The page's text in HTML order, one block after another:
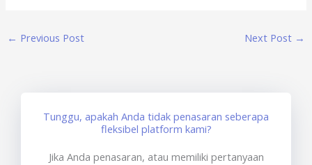
← Previous Post Next Post →
Tunggu, apakah Anda tidak penasaran seberapa
fleksibel platform kami?
Jika Anda penasaran, atau memiliki pertanyaan